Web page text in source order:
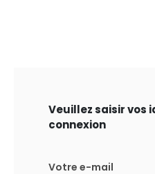
Veuillez saisir vos
connexion
Votre e-mail